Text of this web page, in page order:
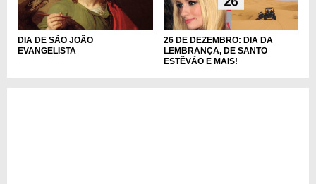
DIA DE SÃO JOÃO
EVANGELISTA
26 DE DEZEMBRO: DIA DA
LEMBRANÇA, DE SANTO
ESTÊVÃO E MAIS!